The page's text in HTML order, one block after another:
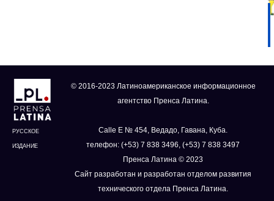
РУССКОЕ
ИЗДАНИЕ
© 2016-2023 Латиноамериканское информационное
агентство Пренса Латина.
Calle E № 454, Ведадо, Гавана, Куба.
телефон: (+53) 7 838 3496, (+53) 7 838 3497
Пренса Латина © 2023
Сайт разработан и разработан отделом развития
технического отдела Пренса Латина.